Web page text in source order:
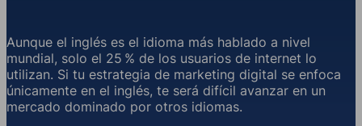
Aunque el inglés es el idioma más hablado a nivel
mundial, solo el 25 % de los usuarios de internet lo
utilizan. Si tu estrategia de marketing digital se enfoca
únicamente en el inglés, te será difícil avanzar en un
mercado dominado por otros idiomas.